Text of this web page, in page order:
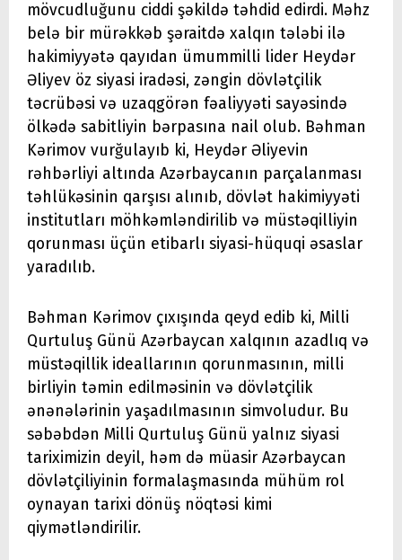
mövcudluğunu ciddi şəkildə təhdid edirdi. Məhz
belə bir mürəkkəb şəraitdə xalqın tələbi ilə
hakimiyyətə qayıdan ümummilli lider Heydər
Əliyev öz siyasi iradəsi, zəngin dövlətçilik
təcrübəsi və uzaqgörən fəaliyyəti sayəsində
ölkədə sabitliyin bərpasına nail olub. Bəhman
Kərimov vurğulayıb ki, Heydər Əliyevin
rəhbərliyi altında Azərbaycanın parçalanması
təhlükəsinin qarşısı alınıb, dövlət hakimiyyəti
institutları möhkəmləndirilib və müstəqilliyin
qorunması üçün etibarlı siyasi-hüquqi əsaslar
yaradılıb.
Bəhman Kərimov çıxışında qeyd edib ki, Milli
Qurtuluş Günü Azərbaycan xalqının azadlıq və
müstəqillik ideallarının qorunmasının, milli
birliyin təmin edilməsinin və dövlətçilik
ənənələrinin yaşadılmasının simvoludur. Bu
səbəbdən Milli Qurtuluş Günü yalnız siyasi
tariximizin deyil, həm də müasir Azərbaycan
dövlətçiliyinin formalaşmasında mühüm rol
oynayan tarixi dönüş nöqtəsi kimi
qiymətləndirilir.